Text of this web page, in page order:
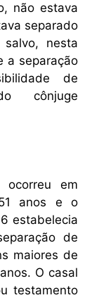
não estava
separado
nesta
a separação
de
cônjuge
ocorreu em
anos e o
estabelecia
de
maiores de
O casal
testamento